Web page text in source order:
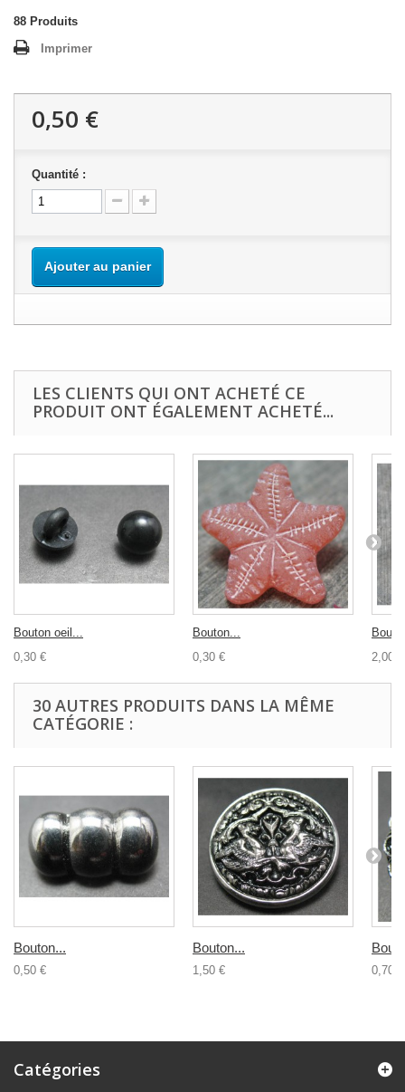
88 Produits
Imprimer
0,50 €
Quantité :
Ajouter au panier
LES CLIENTS QUI ONT ACHETÉ CE
PRODUIT ONT ÉGALEMENT ACHETÉ...
Bouton oeil...
0,30 €
Bouton...
0,30 €
2,00 €
30 AUTRES PRODUITS DANS LA MÊME
CATÉGORIE :
Bouton...
0,50 €
Bouton...
1,50 € 0,70 €
Catégories